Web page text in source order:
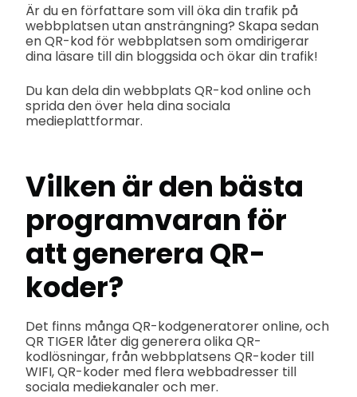
Är du en författare som vill öka din trafik på
webbplatsen utan ansträngning? Skapa sedan
en QR-kod för webbplatsen som omdirigerar
dina läsare till din bloggsida och ökar din trafik!
Du kan dela din webbplats QR-kod online och
sprida den över hela dina sociala
medieplattformar.
Vilken är den bästa
programvaran för
att generera QR-
koder?
Det finns många QR-kodgeneratorer online, och
QR TIGER låter dig generera olika QR-
kodlösningar, från webbplatsens QR-koder till
WIFI, QR-koder med flera webbadresser till
sociala mediekanaler och mer.